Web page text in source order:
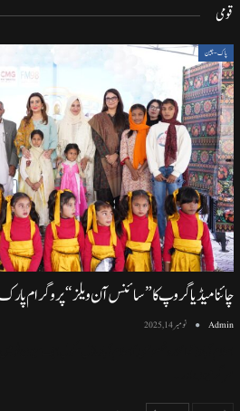
قومی
پاک-چین
چائنا میڈیا گروپ کا ”سائنس آن ویلز“ پروگرام
Admin نومبر 14, 2025